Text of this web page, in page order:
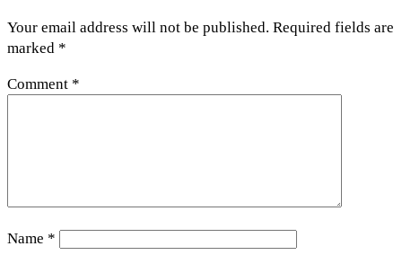
Your email address will not be published. Required fields are
marked *
Comment *
Name *